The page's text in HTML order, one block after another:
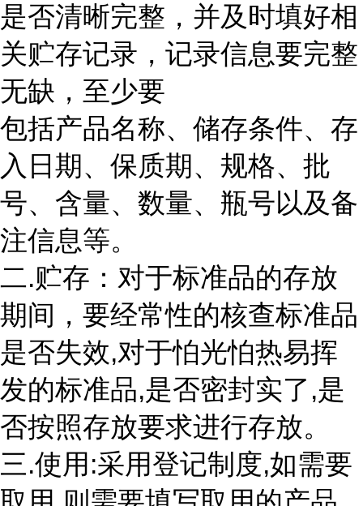
是否清晰完整，并及时填好相
关贮存记录，记录信息要完整
无缺，至少要
包括产品名称、储存条件、存
入日期、保质期、规格、批
号、含量、数量、瓶号以及备
注信息等。
二.贮存：对于标准品的存放
期间，要经常性的核查标准品
是否失效,对于怕光怕热易挥
发的标准品,是否密封实了,是
否按照存放要求进行存放。
三.使用:采用登记制度,如需要